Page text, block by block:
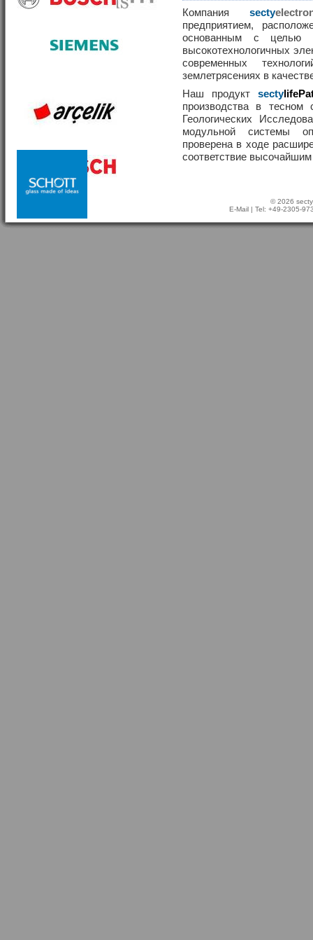
Компания secty
предприятием,
основанным с целью
высокотехнологичных
современных
землетрясениях в
Наш продукт secty
производства в тесном
Геологических
модульной системы
проверена в ходе
соответствие
© 2026
E-Mail | Tel: +49-2305-